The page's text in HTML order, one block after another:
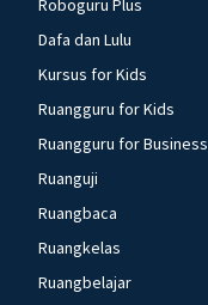
Roboguru Plus
Dafa dan Lulu
Kursus for Kids
Ruangguru for Kids
Ruangguru for Business
Ruanguji
Ruangbaca
Ruangkelas
Ruangbelajar